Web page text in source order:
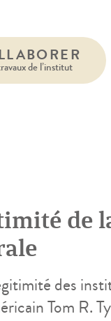
de l’institut
de
des
Tom R.